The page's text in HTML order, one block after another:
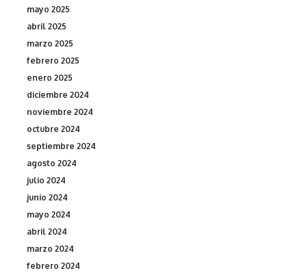
mayo 2025
abril 2025
marzo 2025
febrero 2025
enero 2025
diciembre 2024
noviembre 2024
octubre 2024
septiembre 2024
agosto 2024
julio 2024
junio 2024
mayo 2024
abril 2024
marzo 2024
febrero 2024